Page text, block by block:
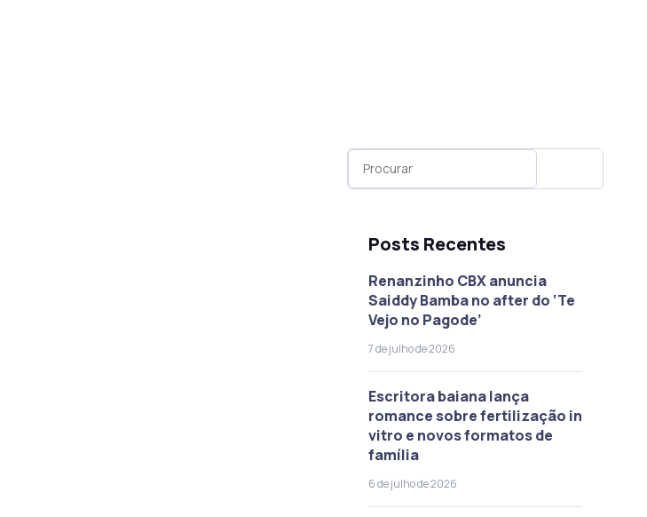
Posts Recentes
Renanzinho CBX anuncia
Saiddy Bamba no after do ‘Te
Vejo no Pagode’
7 de julho de 2026
Escritora baiana lança
romance sobre fertilização in
vitro e novos formatos de
família
6 de julho de 2026